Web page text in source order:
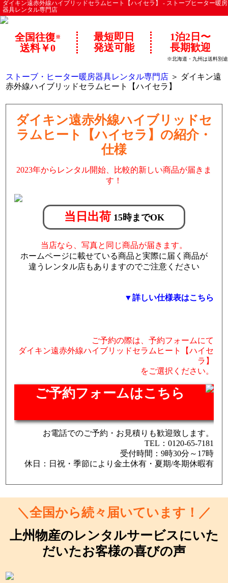
ダイキン遠赤外線ハイブリッドセラムヒート【ハイセラ】 - ストーブヒーター暖房
器具レンタル専門店
全国往復※
送料￥0
最短即日
発送可能
1泊2日〜
長期歓迎
※北海道・九州は送料別途
ストーブ・ヒーター暖房器具レンタル専門店 ＞ ダイキン遠
赤外線ハイブリッドセラムヒート【ハイセラ】
ダイキン遠赤外線ハイブリッドセ
ラムヒート【ハイセラ】の紹介・
仕様
2023年からレンタル開始、比較的新しい商品が届きま
す！
当日出荷 15時までOK
当店なら、写真と同じ商品が届きます。
ホームページに載せている商品と実際に届く商品が
違うレンタル店もありますのでご注意ください
▼詳しい仕様表はこちら
ご予約の際は、予約フォームにて
ダイキン遠赤外線ハイブリッドセラムヒート【ハイセ
ラ】
をご選択ください。
ご予約フォームはこちら
お電話でのご予約・お見積りも歓迎致します。
TEL：0120-65-7181
受付時間：9時30分～17時
休日：日祝・季節により金土休有・夏期/冬期休暇有
＼全国から続々届いています！／
上州物産のレンタルサービスにいた
だいたお客様の喜びの声